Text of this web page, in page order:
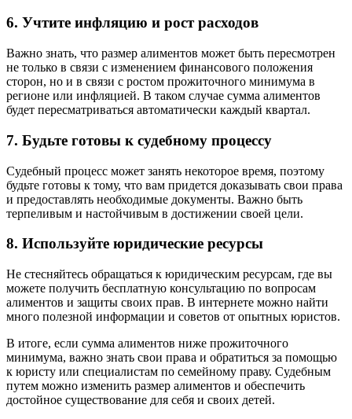
6. Учтите инфляцию и рост расходов
Важно знать, что размер алиментов может быть пересмотрен
не только в связи с изменением финансового положения
сторон, но и в связи с ростом прожиточного минимума в
регионе или инфляцией. В таком случае сумма алиментов
будет пересматриваться автоматически каждый квартал.
7. Будьте готовы к судебному процессу
Судебный процесс может занять некоторое время, поэтому
будьте готовы к тому, что вам придется доказывать свои права
и предоставлять необходимые документы. Важно быть
терпеливым и настойчивым в достижении своей цели.
8. Используйте юридические ресурсы
Не стесняйтесь обращаться к юридическим ресурсам, где вы
можете получить бесплатную консультацию по вопросам
алиментов и защиты своих прав. В интернете можно найти
много полезной информации и советов от опытных юристов.
В итоге, если сумма алиментов ниже прожиточного
минимума, важно знать свои права и обратиться за помощью
к юристу или специалистам по семейному праву. Судебным
путем можно изменить размер алиментов и обеспечить
достойное существование для себя и своих детей.